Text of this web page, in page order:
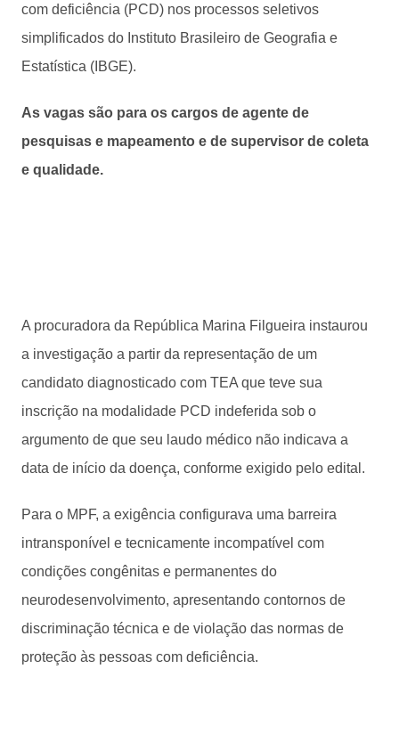
com deficiência (PCD) nos processos seletivos
simplificados do Instituto Brasileiro de Geografia e
Estatística (IBGE).
As vagas são para os cargos de agente de
pesquisas e mapeamento e de supervisor de coleta
e qualidade.
A procuradora da República Marina Filgueira instaurou
a investigação a partir da representação de um
candidato diagnosticado com TEA que teve sua
inscrição na modalidade PCD indeferida sob o
argumento de que seu laudo médico não indicava a
data de início da doença, conforme exigido pelo edital.
Para o MPF, a exigência configurava uma barreira
intransponível e tecnicamente incompatível com
condições congênitas e permanentes do
neurodesenvolvimento, apresentando contornos de
discriminação técnica e de violação das normas de
proteção às pessoas com deficiência.